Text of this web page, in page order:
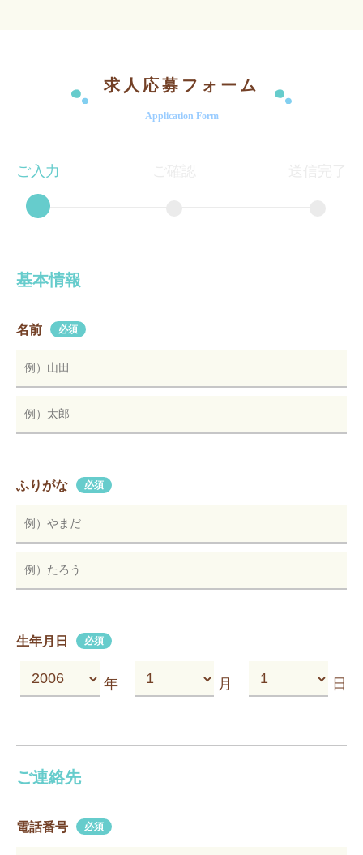
求人応募フォーム
Application Form
ご入力
基本情報
名前 必須
ふりがな 必須
生年月日 必須
年 月 日
ご連絡先
電話番号 必須